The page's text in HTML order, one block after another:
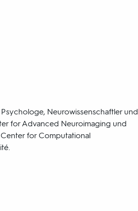
Neurowissenschaftler und
for Advanced Neuroimaging und
for Computational